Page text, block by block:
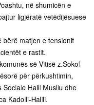
në shumicën e
ligjëratë vetëdijësuese
bërë matjen e tensionit
e rastit.
së Vitisë z.Sokol
për përkushtimin,
Halil Musliu dhe
Kadolli-Halili.